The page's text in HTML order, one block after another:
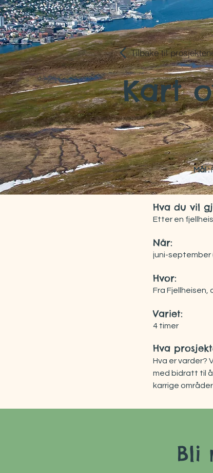
Tilbake til
Kart
Mål :
Hva du vil
Etter en
Når:
juni-september
Hvor:
Fra Fjellheisen,
Variet:
4 timer
Hva
Hva er varder?
med bidratt til
karrige
NYTTIGE ELLE
bruker vi
bedre praksis i
Bli